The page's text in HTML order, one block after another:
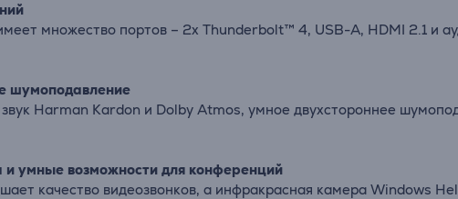
множество портов – 2x Thunderbolt™ 4, USB-A, HDMI 2.1 и
шумоподавление
Harman Kardon и Dolby Atmos, умное двухстороннее
и умные возможности для конференций
качество видеозвонков, а инфракрасная камера Windows